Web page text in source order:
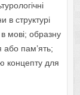
в структурі
мові; образну
або пам’ять;
концепту для